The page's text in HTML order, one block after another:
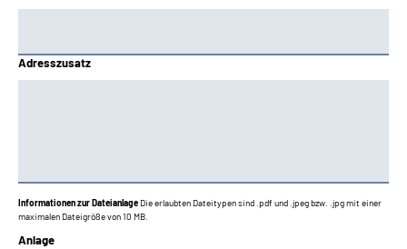
Adresszusatz
Informationen zur Dateianlage Die erlaubten Dateitypen sind .pdf und .jpeg bzw. .jpg mit einer
maximalen Dateigröße von 10 MB.
Anlage